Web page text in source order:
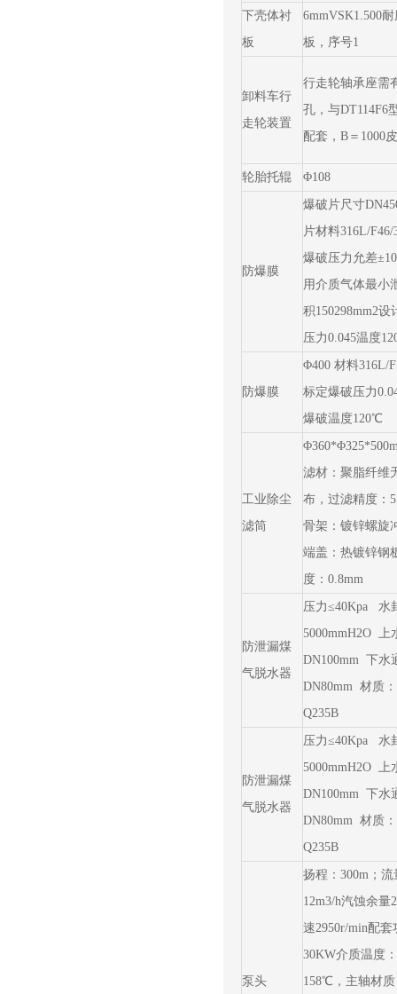
下壳体衬
板
6mmVSK1.500耐
板，序号1
卸料车行
走轮装置
行走轮轴承座需
孔，与DT114F6
配套，B＝1000
轮胎托辊 Φ108
防爆膜
爆破片尺寸
片材料316L/F46/
爆破压力允差
用介质气体最小
积150298mm2设
压力0.045温度
防爆膜
Φ400 材料316L/
标定爆破压力
爆破温度120℃
工业除尘
滤筒
滤材：聚脂纤维
布，过滤精度：
骨架：镀锌螺旋
端盖：热镀锌钢
度：0.8mm
防泄漏煤
气脱水器
压力≤40Kpa 水
5000mmH2O 上
DN100mm 下水
DN80mm 材质：
Q235B
防泄漏煤
气脱水器
压力≤40Kpa 水
5000mmH2O 上
DN100mm 下水
DN80mm 材质：
Q235B
泵头
扬程：300m；流
12m3/h汽蚀余量
速2950r/min配套
30KW介质温度：
158℃，主轴材